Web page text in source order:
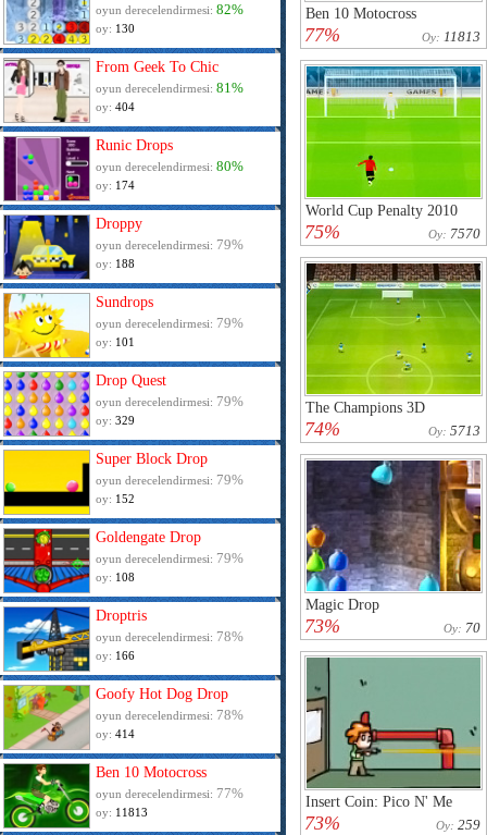
oyun derecelendirmesi: 82%
oy: 130
From Geek To Chic
oyun derecelendirmesi: 81%
oy: 404
Runic Drops
oyun derecelendirmesi: 80%
oy: 174
Droppy
oyun derecelendirmesi: 79%
oy: 188
Sundrops
oyun derecelendirmesi: 79%
oy: 101
Drop Quest
oyun derecelendirmesi: 79%
oy: 329
Super Block Drop
oyun derecelendirmesi: 79%
oy: 152
Goldengate Drop
oyun derecelendirmesi: 79%
oy: 108
Droptris
oyun derecelendirmesi: 78%
oy: 166
Goofy Hot Dog Drop
oyun derecelendirmesi: 78%
oy: 414
Ben 10 Motocross
oyun derecelendirmesi: 77%
oy: 11813
Ben 10 Motocross
77% Oy: 11813
World Cup Penalty 2010
75% Oy: 7570
The Champions 3D
74% Oy: 5713
Magic Drop
73% Oy: 70
Insert Coin: Pico N' Me
73% Oy: 259